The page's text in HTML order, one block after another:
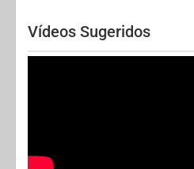
Vídeos Sugeridos